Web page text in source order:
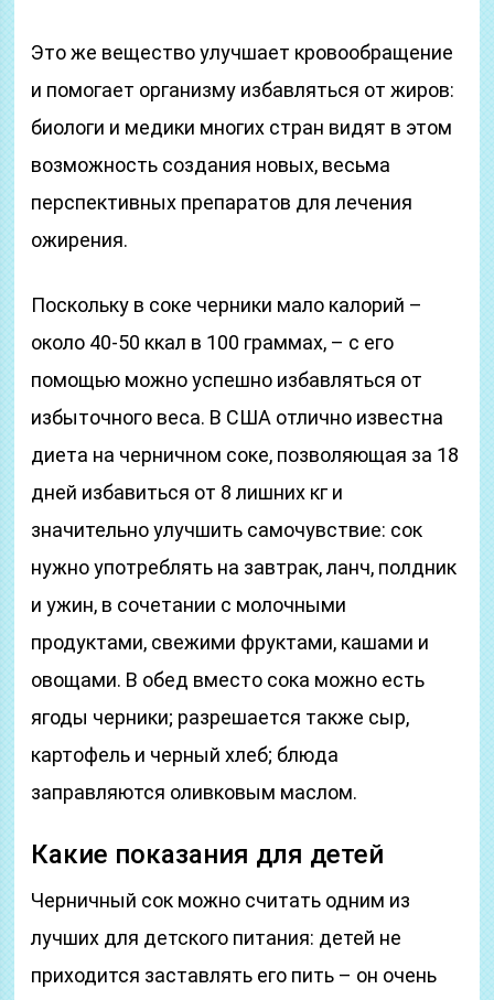
Это же вещество улучшает кровообращение
и помогает организму избавляться от жиров:
биологи и медики многих стран видят в этом
возможность создания новых, весьма
перспективных препаратов для лечения
ожирения.
Поскольку в соке черники мало калорий –
около 40-50 ккал в 100 граммах, – с его
помощью можно успешно избавляться от
избыточного веса. В США отлично известна
диета на черничном соке, позволяющая за 18
дней избавиться от 8 лишних кг и
значительно улучшить самочувствие: сок
нужно употреблять на завтрак, ланч, полдник
и ужин, в сочетании с молочными
продуктами, свежими фруктами, кашами и
овощами. В обед вместо сока можно есть
ягоды черники; разрешается также сыр,
картофель и черный хлеб; блюда
заправляются оливковым маслом.
Какие показания для детей
Черничный сок можно считать одним из
лучших для детского питания: детей не
приходится заставлять его пить – он очень